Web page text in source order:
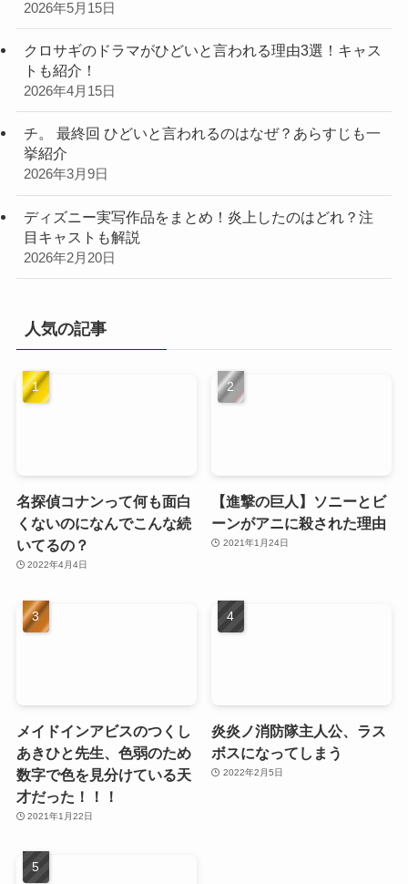
2026年5月15日
クロサギのドラマがひどいと言われる理由3選！キャス
トも紹介！
2026年4月15日
チ。 最終回 ひどいと言われるのはなぜ？あらすじも一
挙紹介
2026年3月9日
ディズニー実写作品をまとめ！炎上したのはどれ？注
目キャストも解説
2026年2月20日
人気の記事
名探偵コナンって何も面白
くないのになんでこんな続
いてるの？
2022年4月4日
【進撃の巨人】ソニーとビ
ーンがアニに殺された理由
2021年1月24日
メイドインアビスのつくし
あきひと先生、色弱のため
数字で色を見分けている天
才だった！！！
2021年1月22日
炎炎ノ消防隊主人公、ラス
ボスになってしまう
2022年2月5日